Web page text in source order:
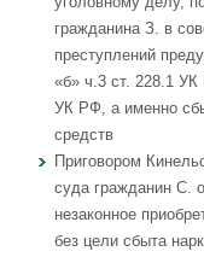
гражданина З. в
преступлений
«б» ч.3 ст. 228.1
УК РФ, а именно
средств
Приговором
суда гражданин С.
незаконное
без цели сбыта